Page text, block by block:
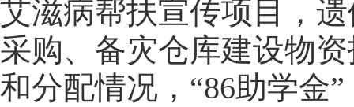
艾滋病帮扶宣传项目，
采购、备灾仓库建设物
和分配情况，“86助学金